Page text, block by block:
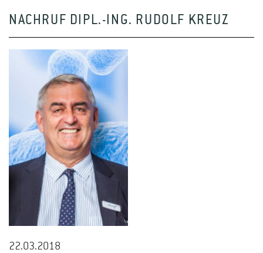
NACHRUF DIPL.-ING. RUDOLF KREUZ
22.03.2018